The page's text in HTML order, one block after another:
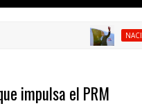
NACIONAL
impulsa el PRM